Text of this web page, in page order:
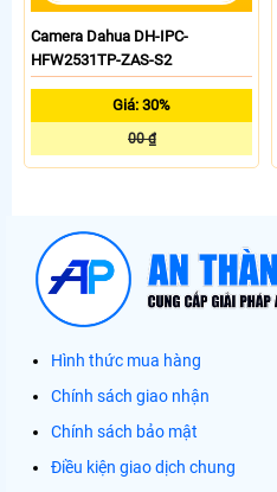
Camera Dahua DH-IPC-
HFW2531TP-ZAS-S2
Giá: 30%
00 ₫
Hình thức mua hàng
Chính sách giao nhận
Chính sách bảo mật
Điều kiện giao dịch chung